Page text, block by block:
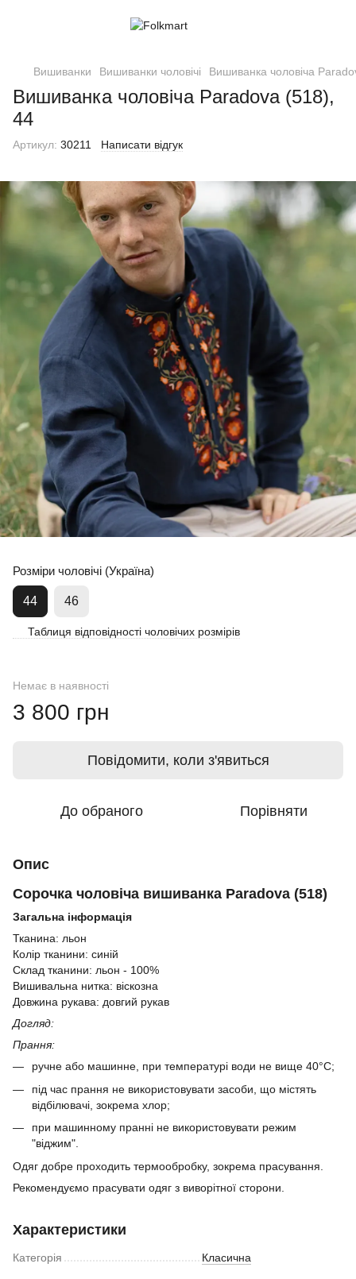
Вишиванки Вишиванки чоловічі Вишиванка чоловіча
Вишиванка чоловіча Paradova (518),
44
Артикул: 30211 Написати відгук
Розміри чоловічі (Україна)
44 46
Таблиця відповідності чоловічих розмірів
Немає в наявності
3 800 грн
Повідомити, коли з'явиться
До обраного Порівняти
Опис
Сорочка чоловіча вишиванка Paradova (518)
Загальна інформація
Тканина: льон
Колір тканини: синій
Склад тканини: льон - 100%
Вишивальна нитка: віскозна
Довжина рукава: довгий рукав
Догляд:
Прання:
ручне або машинне, при температурі води не вище 40°C;
під час прання не використовувати засоби, що містять
відбілювачі, зокрема хлор;
​при машинному пранні не використовувати режим
"віджим".
Одяг добре проходить термообробку, зокрема прасування.
Рекомендуємо прасувати одяг з виворітної сторони.
Характеристики
Категорія Класична